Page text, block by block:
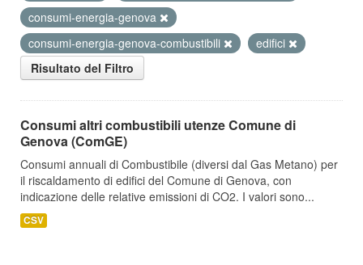
consumi-energia-genova
consumi-energia-genova-combustibili
edifici
Risultato del Filtro
Consumi altri combustibili utenze Comune di
Genova (ComGE)
Consumi annuali di Combustibile (diversi dal Gas Metano) per
il riscaldamento di edifici del Comune di Genova, con
indicazione delle relative emissioni di CO2. I valori sono...
CSV